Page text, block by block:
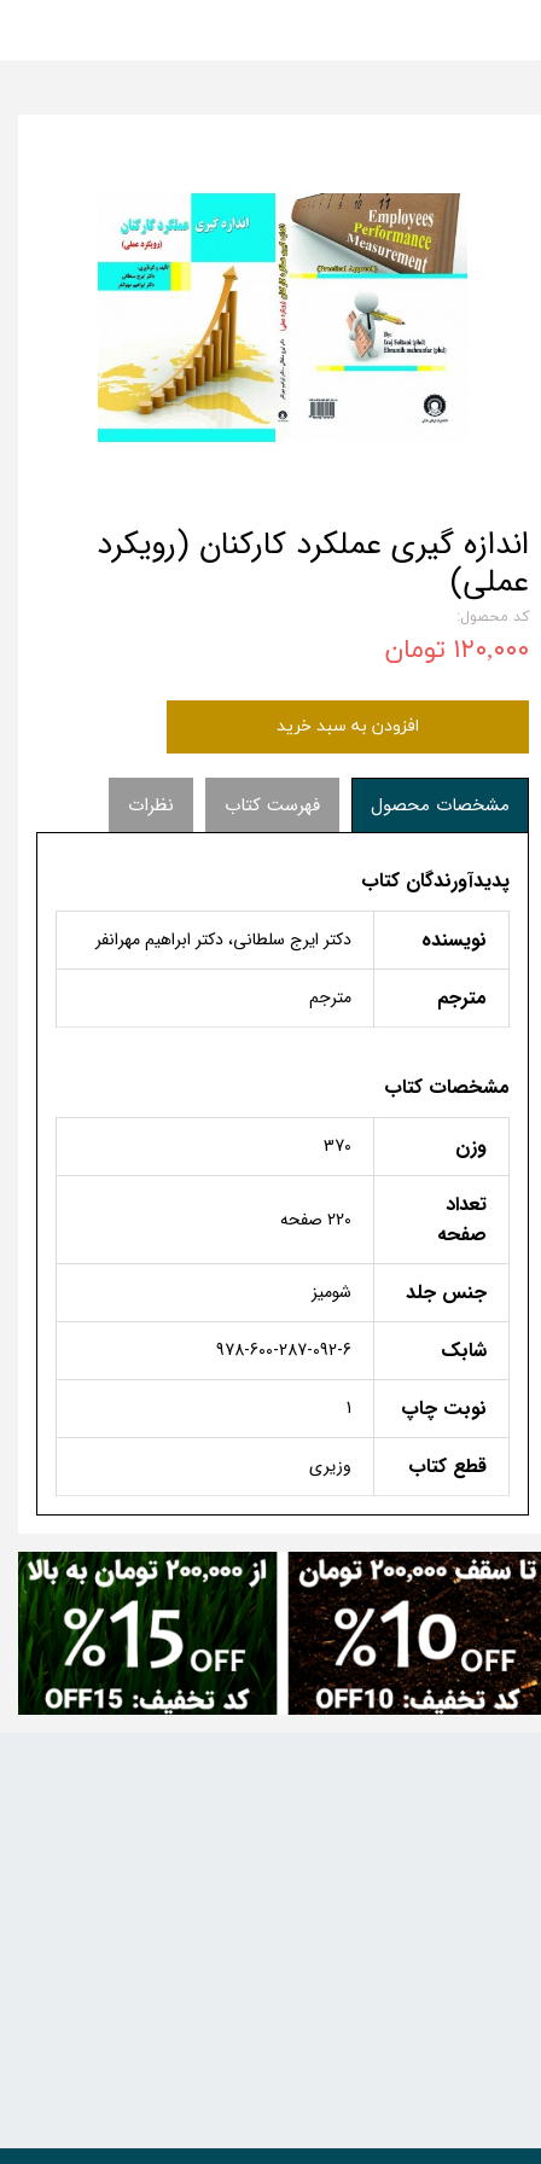
اندازه گیری عملکرد کارکنان (رویکرد
عملی)
کد محصول:
۱۲۰,۰۰۰ تومان
افزودن به سبد خرید
مشخصات محصول فهرست کتاب نظرات
پدیدآورندگان کتاب
نویسنده
دکتر ایرج سلطانی، دکتر ابراهیم مهرانفر
مترجم مترجم
مشخصات کتاب
وزن
370
تعداد
صفحه
220 صفحه
جنس جلد شومیز
شابک 978-600-287-092-6
نوبت چاپ 1
قطع کتاب وزیری